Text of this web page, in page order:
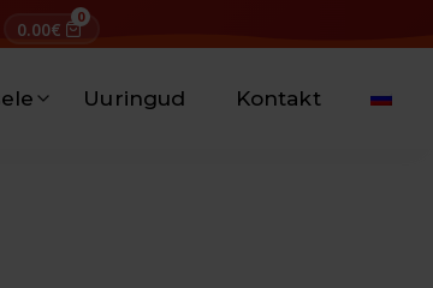
0.00€
0
Uuringud Kontakt